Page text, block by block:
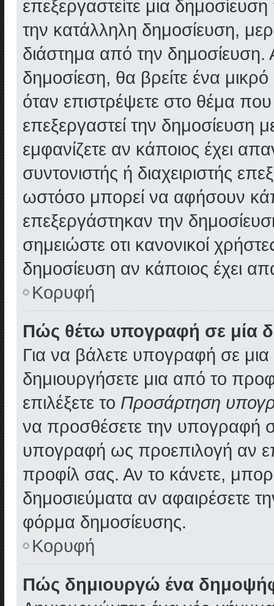
επεξεργαστείτε μια
την κατάλληλη δημοσίευση,
διάστημα από την δημοσίευση.
δημοσίεση, θα βρείτε ένα
όταν επιστρέψετε στο θέμα
επεξεργαστεί την δημοσίευση
εμφανίζετε αν κάποιος έχει
συντονιστής ή διαχειριστής
ωστόσο μπορεί να αφήσουν
επεξεργάστηκαν την
σημειώστε οτι κανονικοί
δημοσίευση αν κάποιος έχει
Κορυφή
Πώς θέτω υπογραφή σε μία
Για να βάλετε υπογραφή σε
δημιουργήσετε μια από το
επιλέξετε το Προσάρτηση
να προσθέσετε την υπογραφή
υπογραφή ως προεπιλογή αν
προφίλ σας. Αν το κάνετε,
δημοσιεύματα αν αφαιρέσετε
φόρμα δημοσίευσης.
Κορυφή
Πώς δημιουργώ ένα